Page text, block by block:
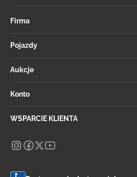
Firma
Pojazdy
Aukcje
Konto
WSPARCIE KLIENTA